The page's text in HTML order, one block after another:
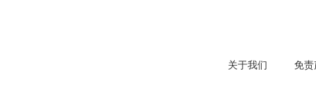
关于我们 免责